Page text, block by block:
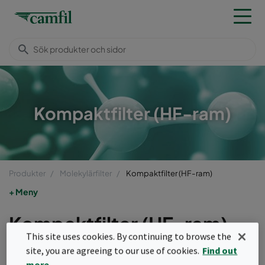
Kompaktfilter (HF-ram)
Produkter Molekylärfilter Kompaktfilter (HF-ram)
Meny
Kompaktfilter (HF-ram)
Veckade eller lösfyllda molekylärfilter
This site uses cookies. By continuing to browse the
site, you are agreeing to our use of cookies. Find out